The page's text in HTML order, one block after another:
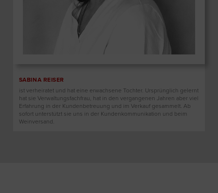
SABINA REISER
ist verheiratet und hat eine erwachsene Tochter. Ursprünglich gelernt
hat sie Verwaltungsfachfrau, hat in den vergangenen Jahren aber viel
Erfahrung in der Kundenbetreuung und im Verkauf gesammelt. Ab
sofort unterstützt sie uns in der Kundenkommunikation und beim
Weinversand.